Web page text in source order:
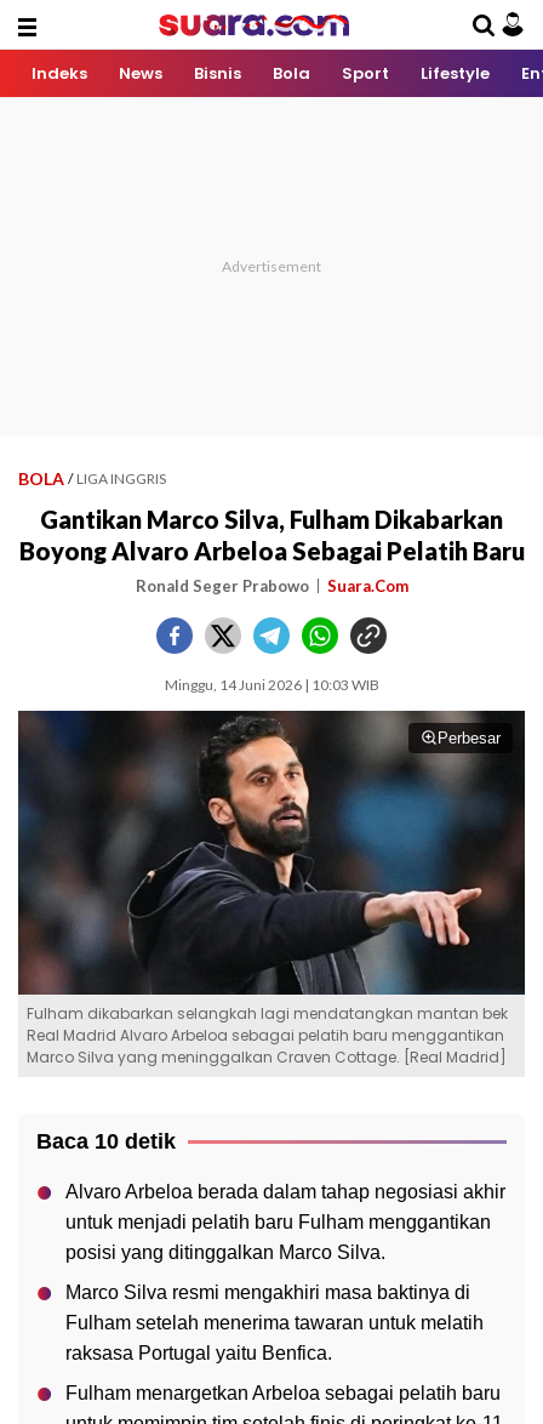
Indeks News Bisnis Bola Sport Lifestyle
BOLA / LIGA INGGRIS
Gantikan Marco Silva, Fulham Dikabarkan
Boyong Alvaro Arbeloa Sebagai Pelatih Baru
Ronald Seger Prabowo Suara.Com
Minggu, 14 Juni 2026 | 10:03 WIB
Perbesar
Fulham dikabarkan selangkah lagi mendatangkan mantan bek
Real Madrid Alvaro Arbeloa sebagai pelatih baru menggantikan
Marco Silva yang meninggalkan Craven Cottage. [Real Madrid]
Baca 10 detik
Alvaro Arbeloa berada dalam tahap negosiasi akhir
untuk menjadi pelatih baru Fulham menggantikan
posisi yang ditinggalkan Marco Silva.
Marco Silva resmi mengakhiri masa baktinya di
Fulham setelah menerima tawaran untuk melatih
raksasa Portugal yaitu Benfica.
Fulham menargetkan Arbeloa sebagai pelatih baru